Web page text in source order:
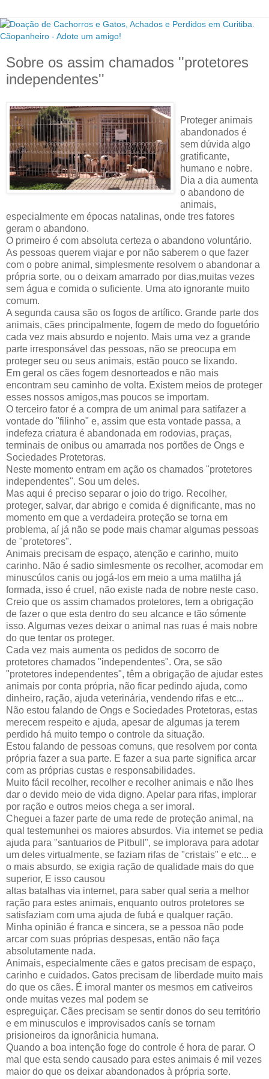
Sobre os assim chamados ''protetores
independentes''
Proteger animais
abandonados é
sem dúvida algo
gratificante,
humano e nobre.
Dia a dia aumenta
o abandono de
animais,
especialmente em épocas natalinas, onde tres fatores
geram o abandono.
O primeiro é com absoluta certeza o abandono voluntário.
As pessoas querem viajar e por não saberem o que fazer
com o pobre animal, simplesmente resolvem o abandonar a
própria sorte, ou o deixam amarrado por dias,muitas vezes
sem água e comida o suficiente. Uma ato ignorante muito
comum.
A segunda causa são os fogos de artífico. Grande parte dos
animais, cães principalmente, fogem de medo do foguetório
cada vez mais absurdo e nojento. Mais uma vez a grande
parte irresponsável das pessoas, não se preocupa em
proteger seu ou seus animais, estão pouco se lixando.
Em geral os cães fogem desnorteados e não mais
encontram seu caminho de volta. Existem meios de proteger
esses nossos amigos,mas poucos se importam.
O terceiro fator é a compra de um animal para satifazer a
vontade do "filinho" e, assim que esta vontade passa, a
indefeza criatura é abandonada em rodovias, praças,
terminais de onibus ou amarrada nos portões de Ongs e
Sociedades Protetoras.
Neste momento entram em ação os chamados "protetores
independentes". Sou um deles.
Mas aqui é preciso separar o joio do trigo. Recolher,
proteger, salvar, dar abrigo e comida é dignificante, mas no
momento em que a verdadeira proteção se torna em
problema, aí já não se pode mais chamar algumas pessoas
de "protetores".
Animais precisam de espaço, atenção e carinho, muito
carinho. Não é sadio simlesmente os recolher, acomodar em
minuscúlos canis ou jogá-los em meio a uma matilha já
formada, isso é cruel, não existe nada de nobre neste caso.
Creio que os assim chamados protetores, tem a obrigação
de fazer o que esta dentro do seu alcance e tão sómente
isso. Algumas vezes deixar o animal nas ruas é mais nobre
do que tentar os proteger.
Cada vez mais aumenta os pedidos de socorro de
protetores chamados "independentes". Ora, se são
"protetores independentes", têm a obrigação de ajudar estes
animais por conta própria, não ficar pedindo ajuda, como
dinheiro, ração, ajuda veterinária, vendendo rifas e etc...
Não estou falando de Ongs e Sociedades Protetoras, estas
merecem respeito e ajuda, apesar de algumas ja terem
perdido há muito tempo o controle da situação.
Estou falando de pessoas comuns, que resolvem por conta
própria fazer a sua parte. E fazer a sua parte significa arcar
com as próprias custas e responsabilidades.
Muito fácil recolher, recolher e recolher animais e não lhes
dar o devido meio de vida digno. Apelar para rifas, implorar
por ração e outros meios chega a ser imoral.
Cheguei a fazer parte de uma rede de proteção animal, na
qual testemunhei os maiores absurdos. Via internet se pedia
ajuda para "santuarios de Pitbull", se implorava para adotar
um deles virtualmente, se faziam rifas de "cristais" e etc... e
o mais absurdo, se exigia ração de qualidade mais do que
superior, E isso causou
altas batalhas via internet, para saber qual seria a melhor
ração para estes animais, enquanto outros protetores se
satisfaziam com uma ajuda de fubá e qualquer ração.
Minha opinião é franca e sincera, se a pessoa não pode
arcar com suas próprias despesas, então não faça
absolutamente nada.
Animais, especialmente cães e gatos precisam de espaço,
carinho e cuidados. Gatos precisam de liberdade muito mais
do que os cães. É imoral manter os mesmos em cativeiros
onde muitas vezes mal podem se
espreguiçar. Cães precisam se sentir donos do seu território
e em minusculos e improvisados canís se tornam
prisioneiros da ignorânicia humana.
Quando a boa intenção foge do controle é hora de parar. O
mal que esta sendo causado para estes animais é mil vezes
maior do que os deixar abandonados à própria sorte.